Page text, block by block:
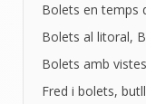
Bolets en temps
Bolets al litoral,
Bolets amb
Fred i bolets,